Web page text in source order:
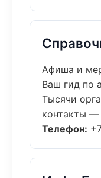
Афиша и
Ваш гид по
Тысячи
контакты —
Телефон: